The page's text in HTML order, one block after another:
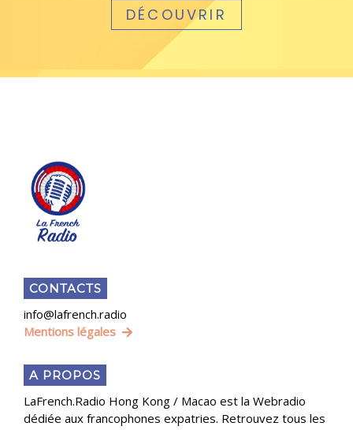
DÉCOUVRIR
CONTACTS
info@lafrench.radio
Mentions légales
A PROPOS
LaFrench.Radio Hong Kong / Macao est la Webradio
dédiée aux francophones expatries. Retrouvez tous les